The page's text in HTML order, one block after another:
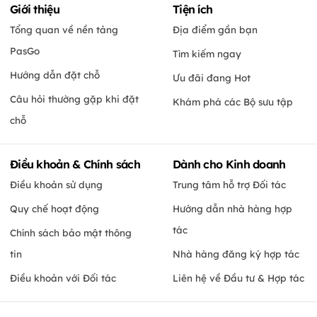
Giới thiệu
Tổng quan về nền tảng
PasGo
Hướng dẫn đặt chỗ
Câu hỏi thường gặp khi đặt
chỗ
Tiện ích
Địa điểm gần bạn
Tìm kiếm ngay
Ưu đãi đang Hot
Khám phá các Bộ sưu tập
Điều khoản & Chính sách
Điều khoản sử dụng
Quy chế hoạt động
Chính sách bảo mật thông
tin
Điều khoản với Đối tác
Dành cho Kinh doanh
Trung tâm hỗ trợ Đối tác
Hướng dẫn nhà hàng hợp
tác
Nhà hàng đăng ký hợp tác
Liên hệ về Đầu tư & Hợp tác